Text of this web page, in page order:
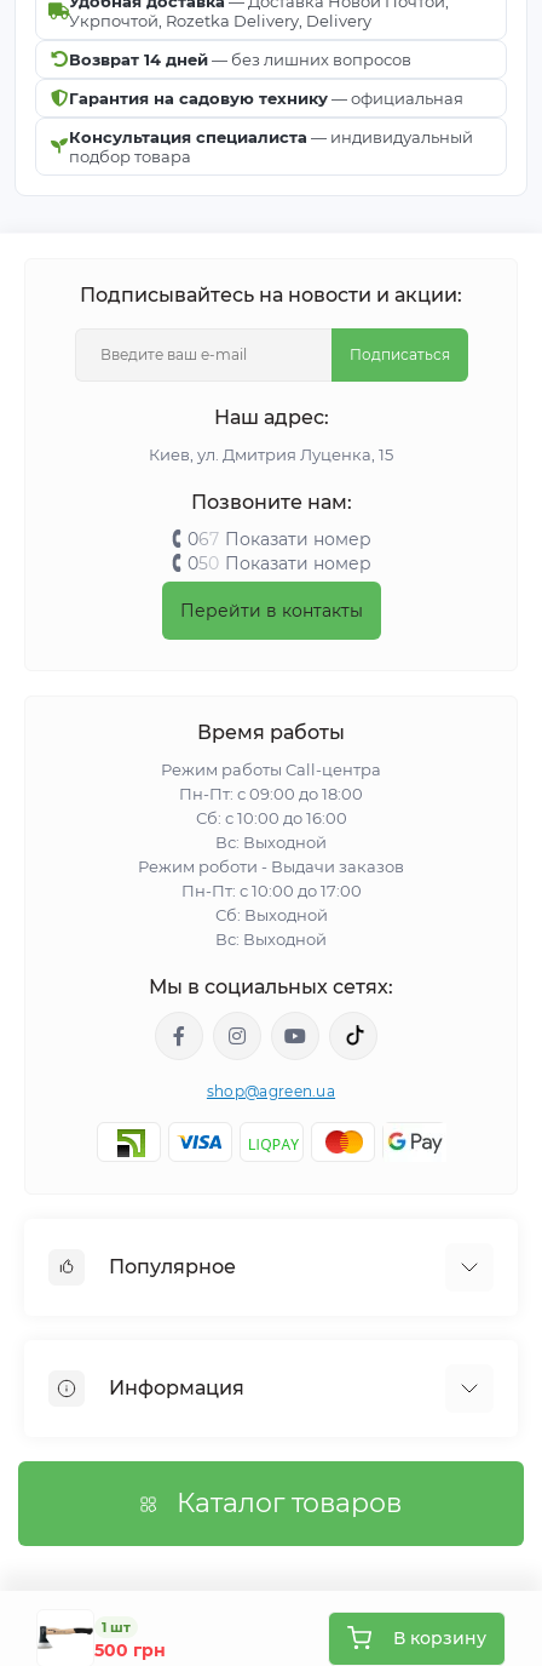
Укрпочтой, Rozetka Delivery, Delivery
Возврат 14 дней— без лишних вопросов
Гарантия на садовую технику— официальная
Консультация специалиста — индивидуальный
подбор товара
1 шт
500 грн
В корзину
Подписывайтесь на новости и акции:
Подписаться
Наш адрес:
Киeв, ул. Дмитрия Луценка, 15
Позвоните нам:
067 Показати номер
050 Показати номер
Перейти в контакты
Время работы
Режим работы Call-центра
Пн-Пт: с 09:00 до 18:00
Сб: с 10:00 до 16:00
Вс: Выходной
Режим роботи - Выдачи заказов
Пн-Пт: с 10:00 до 17:00
Сб: Выходной
Вс: Выходной
Мы в социальных сетях:
shop@agreen.ua
Популярное
Сетка шпалерная
Сетка затеняющая
Информация
Связаться с нами
Карта сайта
Каталог товаров